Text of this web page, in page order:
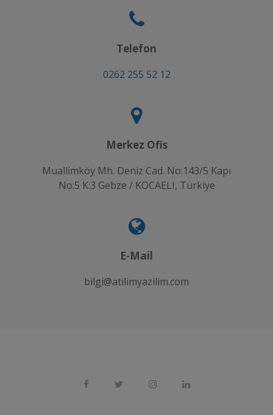
Telefon
0262 255 52 12
Merkez Ofis
Muallimköy Mh. Deniz Cad. No:143/5 Kapı
No:5 K:3 Gebze / KOCAELI, Türkiye
E-Mail
bilgi@atilimyazilim.com